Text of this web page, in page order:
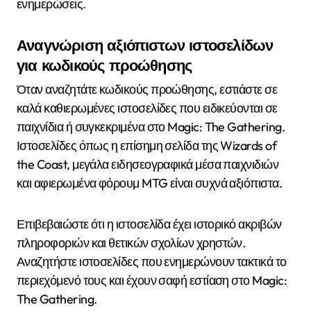
ενημερώσεις.
Αναγνώριση αξιόπιστων ιστοσελίδων
για κωδικούς προώθησης
Όταν αναζητάτε κωδικούς προώθησης, εστιάστε σε
καλά καθιερωμένες ιστοσελίδες που ειδικεύονται σε
παιχνίδια ή συγκεκριμένα στο Magic: The Gathering.
Ιστοσελίδες όπως η επίσημη σελίδα της Wizards of
the Coast, μεγάλα ειδησεογραφικά μέσα παιχνιδιών
και αφιερωμένα φόρουμ MTG είναι συχνά αξιόπιστα.
Επιβεβαιώστε ότι η ιστοσελίδα έχει ιστορικό ακριβών
πληροφοριών και θετικών σχολίων χρηστών.
Αναζητήστε ιστοσελίδες που ενημερώνουν τακτικά το
περιεχόμενό τους και έχουν σαφή εστίαση στο Magic:
The Gathering.